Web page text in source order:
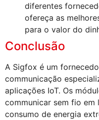
diferentes
ofereça as
para o valor do
Conclusão
A Sigfox é um
communicação
aplicações IoT. Os
communicar sem fio em
consumo de energia